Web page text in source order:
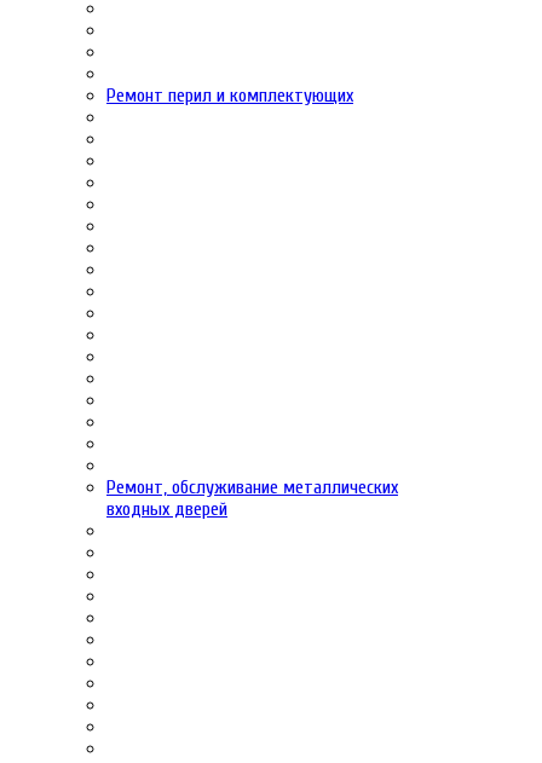
Ремонт перил и комплектующих
Ремонт, обслуживание металлических
входных дверей